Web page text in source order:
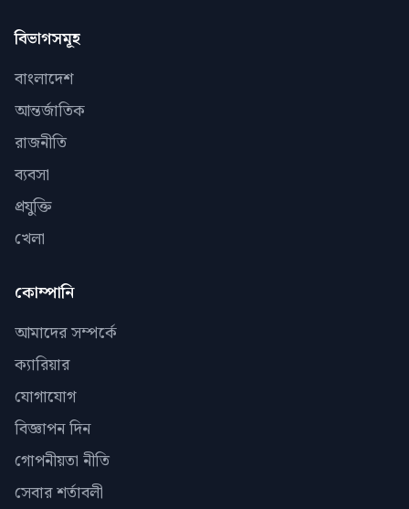
বিভাগসমূহ
বাংলাদেশ
আন্তর্জাতিক
রাজনীতি
ব্যবসা
প্রযুক্তি
খেলা
কোম্পানি
আমাদের সম্পর্কে
ক্যারিয়ার
যোগাযোগ
বিজ্ঞাপন দিন
গোপনীয়তা নীতি
সেবার শর্তাবলী